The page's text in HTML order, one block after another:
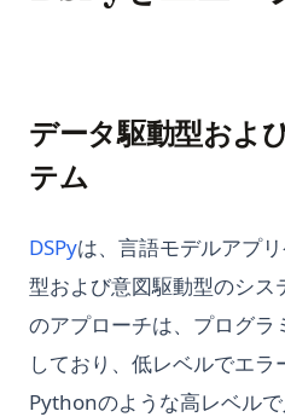
データ駆動型およ
テム
DSPy(opens in a new tab)
は、言語モデルアプ
型および意図駆動型のシス
のアプローチは、プログラ
しており、低レベルでエ
Pythonのような高レベル